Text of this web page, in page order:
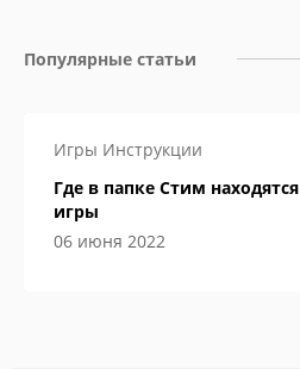
Популярные статьи
Игры Инструкции
Где в папке Стим находятся
игры
06 июня 2022